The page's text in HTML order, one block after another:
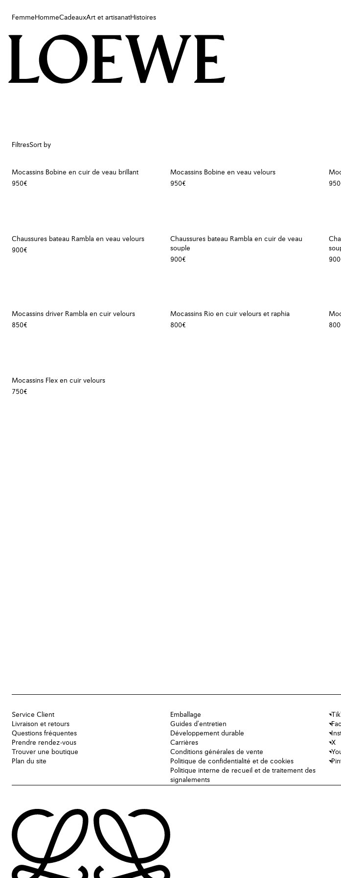
Femme HommeCadeauxArt et artisanatHistoires
Femme
Art et artisanat
FiltresSort by
Mocassins Bobine en cuir de veau brillant
950€
Mocassins Bobine en veau velours
950€
Chaussures bateau Rambla en veau velours
900€
Chaussures bateau Rambla en cuir de veau
souple
900€
Mocassins driver Rambla en cuir velours
850€
Mocassins Rio en cuir velours et raphia
800€
Mocassins Flex en cuir velours
750€
Service Client
Livraison et retours
Questions fréquentes
Prendre rendez-vous
Trouver une boutique
Plan du site
Emballage
Guides d'entretien
Développement durable
Carrières
Conditions générales de vente
Politique de confidentialité et de cookies
Politique interne de recueil et de traitement des
signalements
X